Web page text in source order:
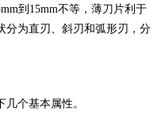
到15mm不等，薄刀片利于
分为直刃、斜刃和弧形刃，分
个基本属性。